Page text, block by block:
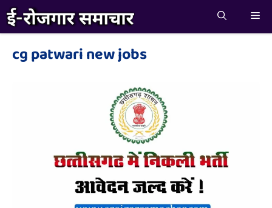
Skip
to
content
cg patwari new jobs